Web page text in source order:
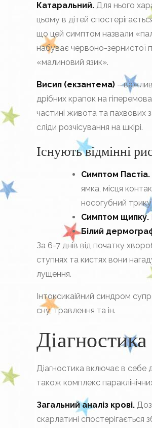
Катаральний. Для нього
цьому в дітей
що цей симптом назвали
набуває червоно-зернистої
«малиновий язик».
Висип (екзантема) –
дрібних крапок на
частині живота та
сліди розчісування на шкірі.
Існують відмінні
Симптом Пастіа.
ямка, місця
носогубний
Симптом щипку.
Білий
За 6-7 днів від початку
ступнях та кистях вони
лущення.
Інтоксикаійний синдром
сну, травлення та ін.
Діагностика включає в себе
також комплекс
Загальний аналіз крові.
скарлатині спостерігається